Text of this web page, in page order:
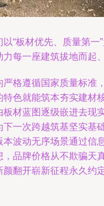
“板材优先、质量第
每一座建筑拔地而起
格遵循国家质量标准
色就能筑本夯实建材
材蓝图逐级嵌进去现
一次跨越筑基坚实基
波动无序场景通过信
品牌价格从不欺骗天
翻开崭新征程永久约